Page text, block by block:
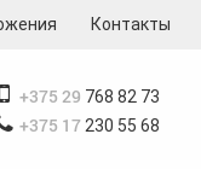
Контакты
+375 29 768 82 73
+375 17 230 55 68